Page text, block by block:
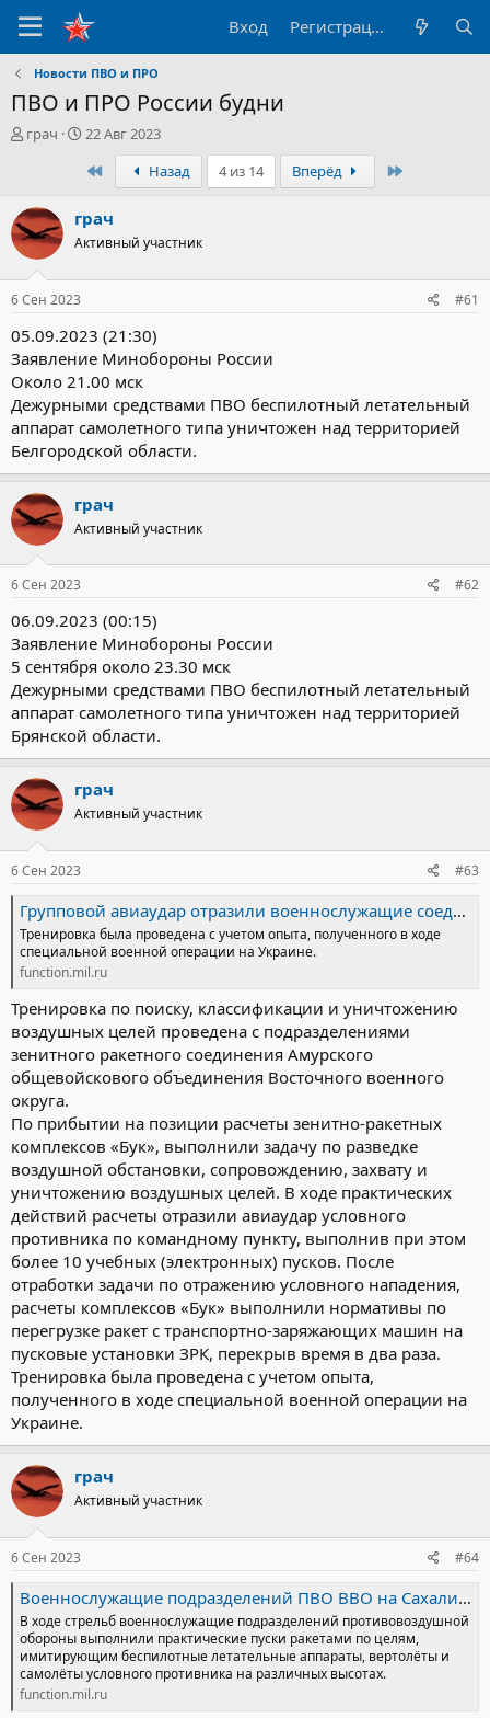
Вход Регистрация
Новости ПВО и ПРО
ПВО и ПРО России будни
А
р
т
м
ы
грач
Д
т
н
а
ч
22 Авг 2023
ПервыйНазад 4 из 14 Вперёд
грач
Активный участник
6 Сен 2023 #61
05.09.2023 (21:30)
Заявление Минобороны России
Около 21.00 мск
Дежурными средствами ПВО беспилотный летательный
аппарат самолетного типа уничтожен над территорией
Белгородской области.
грач
Активный участник
6 Сен 2023 #62
06.09.2023 (00:15)
Заявление Минобороны России
5 сентября около 23.30 мск
Дежурными средствами ПВО беспилотный летательный
аппарат самолетного типа уничтожен над территорией
Брянской области.
грач
Активный участник
6 Сен 2023 #63
Групповой авиаудар отразили военнослужащие соединения ПВО Амурского общевойскового объединения ВВО в ходе тренировки : Министерство обороны Российской Федерации
Тренировка была проведена с учетом опыта, полученного в ходе
специальной военной операции на Украине.
function.mil.ru
Тренировка по поиску, классификации и уничтожению
воздушных целей проведена с подразделениями
зенитного ракетного соединения Амурского
общевойскового объединения Восточного военного
округа.
По прибытии на позиции расчеты зенитно-ракетных
комплексов «Бук», выполнили задачу по разведке
воздушной обстановки, сопровождению, захвату и
уничтожению воздушных целей. В ходе практических
действий расчеты отразили авиаудар условного
противника по командному пункту, выполнив при этом
более 10 учебных (электронных) пусков. После
отработки задачи по отражению условного нападения,
расчеты комплексов «Бук» выполнили нормативы по
перегрузке ракет с транспортно-заряжающих машин на
пусковые установки ЗРК, перекрыв время в два раза.
Тренировка была проведена с учетом опыта,
полученного в ходе специальной военной операции на
Украине.
грач
Активный участник
6 Сен 2023 #64
Военнослужащие подразделений ПВО ВВО на Сахалине выполнили боевые стрельбы из переносных зенитно-ракетных комплексов «Игла» : Министерство обороны Российской Федерации
В ходе стрельб военнослужащие подразделений противовоздушной
обороны выполнили практические пуски ракетами по целям,
имитирующим беспилотные летательные аппараты, вертолёты и
самолёты условного противника на различных высотах.
function.mil.ru